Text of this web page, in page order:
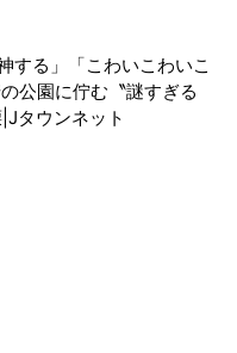
する」「こわいこわいこ
公園に佇む〝謎すぎる
タウンネット